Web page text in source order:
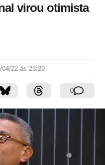
virou otimista
04/22 às 23:29
0